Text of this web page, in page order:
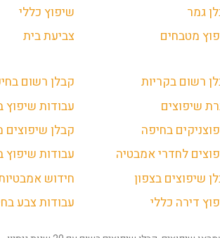
גמר שיפוץ כללי
מטבחים צביעת בית
רשום בקריות קבלן רשום
שיפוצים עבודות שיפוץ
בחיפה קבלן שיפוצים
לחדרי אמבטיה עבודות שיפוץ
שיפוצים בצפון חידוש
דירה כללי עבודות צבע